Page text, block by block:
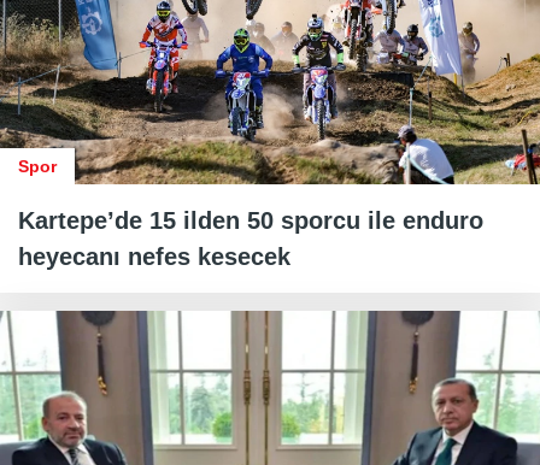
Spor
Kartepe’de 15 ilden 50 sporcu ile enduro
heyecanı nefes kesecek